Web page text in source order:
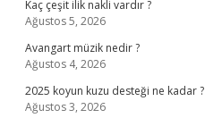
Kaç çeşit ilik nakli vardır ?
Ağustos 5, 2026
Avangart müzik nedir ?
Ağustos 4, 2026
2025 koyun kuzu desteği ne kadar ?
Ağustos 3, 2026